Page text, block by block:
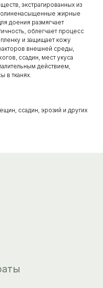
экстрагированных из
жирные
доения размягчает
облегчает процесс
и защищает кожу
внешней среды,
ссадин, мест укуса
действием,
в тканях.
ссадин, эрозий и других